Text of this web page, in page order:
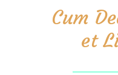
Cum
et